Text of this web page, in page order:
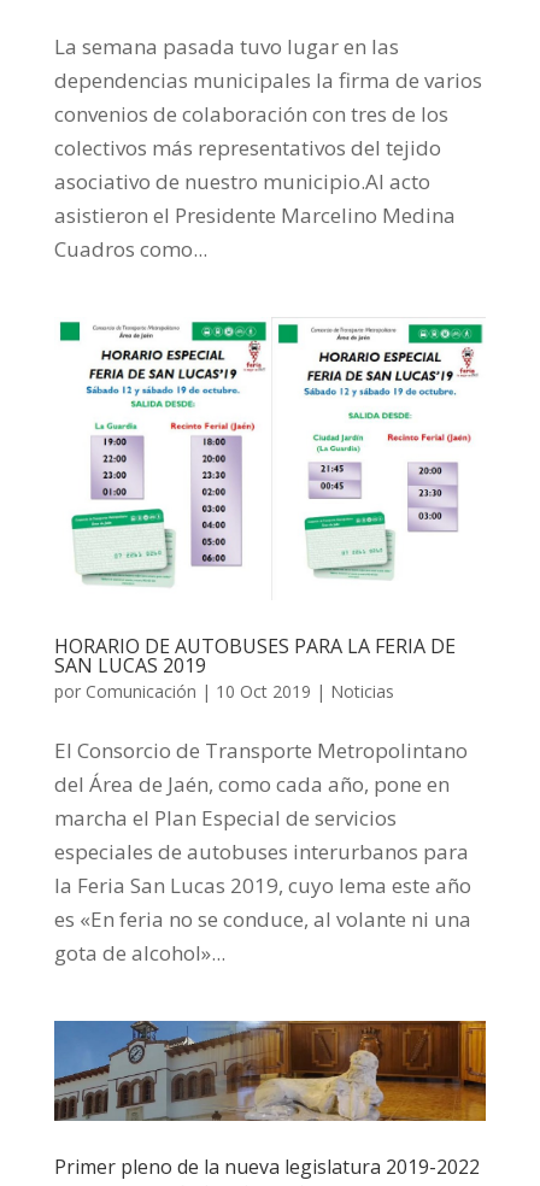
La semana pasada tuvo lugar en las
dependencias municipales la firma de varios
convenios de colaboración con tres de los
colectivos más representativos del tejido
asociativo de nuestro municipio.Al acto
asistieron el Presidente Marcelino Medina
Cuadros como...
HORARIO DE AUTOBUSES PARA LA FERIA DE
SAN LUCAS 2019
por Comunicación | 10 Oct 2019 | Noticias
El Consorcio de Transporte Metropolintano
del Área de Jaén, como cada año, pone en
marcha el Plan Especial de servicios
especiales de autobuses interurbanos para
la Feria San Lucas 2019, cuyo lema este año
es «En feria no se conduce, al volante ni una
gota de alcohol»...
Primer pleno de la nueva legislatura 2019-2022